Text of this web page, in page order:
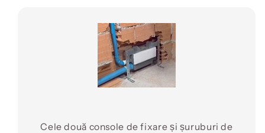
Cele două console de fixare și șuruburi de